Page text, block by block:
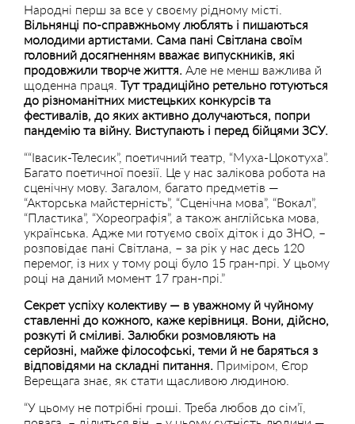
Народні перш за все у своєму рідному місті.
Вільнянці по-справжньому люблять і пишаються
молодими артистами. Сама пані Світлана своїм
головний досягненням вважає випускників, які
продовжили творче життя. Але не менш важлива й
щоденна праця. Тут традиційно ретельно готуються
до різноманітних мистецьких конкурсів та
фестивалів, до яких активно долучаються, попри
пандемію та війну. Виступають і перед бійцями ЗСУ.
““Івасик-Телесик”, поетичний театр, “Муха-Цокотуха”.
Багато поетичної поезії. Це у нас залікова робота на
сценічну мову. Загалом, багато предметів —
“Акторська майстерність”, “Сценічна мова”, “Вокал”,
“Пластика”, “Хореографія”, а також англійська мова,
українська. Адже ми готуємо своїх діток і до ЗНО, –
розповідає пані Світлана, – за рік у нас десь 120
перемог, із них у тому році було 15 гран-прі. У цьому
році на даний момент 17 гран-прі.”
Секрет успіху колективу — в уважному й чуйному
ставленні до кожного, каже керівниця. Вони, дійсно,
розкуті й сміливі. Залюбки розмовляють на
серйозні, майже філософські, теми й не баряться з
відповідями на складні питання. Приміром, Єгор
Верещага знає, як стати щасливою людиною.
“У цьому не потрібні гроші. Треба любов до сім’ї,